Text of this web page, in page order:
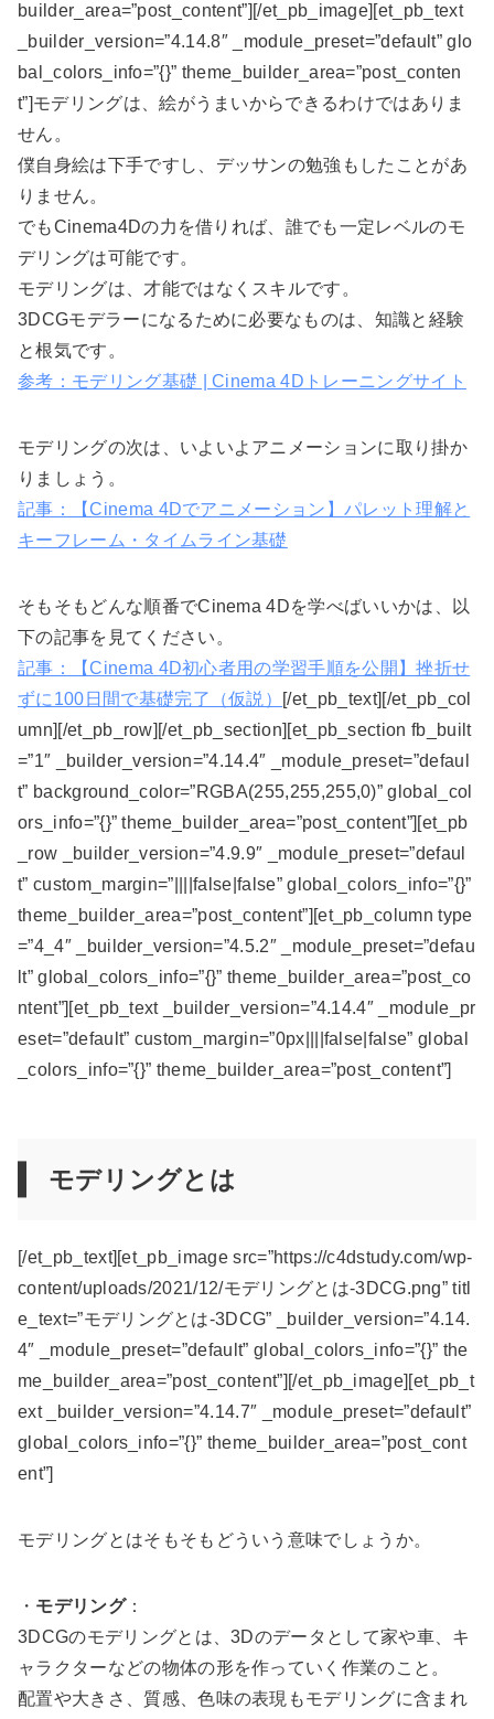
builder_area=”post_content”][/et_pb_image][et_pb_text
_builder_version=”4.14.8″ _module_preset=”default” glo
bal_colors_info=”{}” theme_builder_area=”post_conten
t”]モデリングは、絵がうまいからできるわけではありま
せん。
僕自身絵は下手ですし、デッサンの勉強もしたことがあ
りません。
でもCinema4Dの力を借りれば、誰でも一定レベルのモ
デリングは可能です。
モデリングは、才能ではなくスキルです。
3DCGモデラーになるために必要なものは、知識と経験
と根気です。
参考：モデリング基礎 | Cinema 4Dトレーニングサイト
モデリングの次は、いよいよアニメーションに取り掛か
りましょう。
記事：【Cinema 4Dでアニメーション】パレット理解と
キーフレーム・タイムライン基礎
そもそもどんな順番でCinema 4Dを学べばいいかは、以
下の記事を見てください。
記事：【Cinema 4D初心者用の学習手順を公開】挫折せ
ずに100日間で基礎完了（仮説）
[/et_pb_text][/et_pb_col
umn][/et_pb_row][/et_pb_section][et_pb_section fb_built
=”1″ _builder_version=”4.14.4″ _module_preset=”defaul
t” background_color=”RGBA(255,255,255,0)” global_col
ors_info=”{}” theme_builder_area=”post_content”][et_pb
_row _builder_version=”4.9.9″ _module_preset=”defaul
t” custom_margin=”||||false|false” global_colors_info=”{}”
theme_builder_area=”post_content”][et_pb_column type
=”4_4″ _builder_version=”4.5.2″ _module_preset=”defau
lt” global_colors_info=”{}” theme_builder_area=”post_co
ntent”][et_pb_text _builder_version=”4.14.4″ _module_pr
eset=”default” custom_margin=”0px||||false|false” global
_colors_info=”{}” theme_builder_area=”post_content”]
モデリングとは
[/et_pb_text][et_pb_image src=”https://c4dstudy.com/wp-
content/uploads/2021/12/モデリングとは-3DCG.png” titl
e_text=”モデリングとは-3DCG” _builder_version=”4.14.
4″ _module_preset=”default” global_colors_info=”{}” the
me_builder_area=”post_content”][/et_pb_image][et_pb_t
ext _builder_version=”4.14.7″ _module_preset=”default”
global_colors_info=”{}” theme_builder_area=”post_cont
ent”]
モデリングとはそもそもどういう意味でしょうか。
・ モデリング：
3DCGのモデリングとは、3Dのデータとして家や車、キ
ャラクターなどの物体の形を作っていく作業のこと。
配置や大きさ、質感、色味の表現もモデリングに含まれ